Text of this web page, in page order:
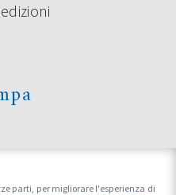
parti, per migliorare l'esperienza di